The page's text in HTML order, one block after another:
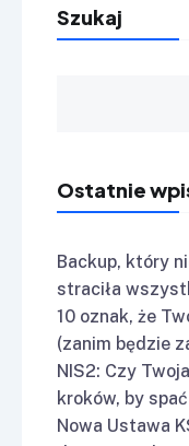
Szukaj
Ostatnie
Backup, który
straciła
10 oznak, że
(zanim będzie
NIS2: Czy
kroków, by
Nowa Ustawa